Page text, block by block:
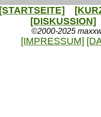
[STARTSEITE]
[DISKUSSION]
©2000-2025
[IMPRESSUM]